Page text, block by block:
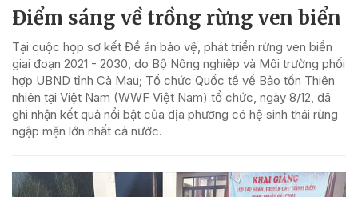
Điểm sáng về trồng rừng ven biển
Tại cuộc họp sơ kết Đề án bảo vệ, phát triển rừng ven biển
giai đoạn 2021 - 2030, do Bộ Nông nghiệp và Môi trường phối
hợp UBND tỉnh Cà Mau; Tổ chức Quốc tế về Bảo tồn Thiên
nhiên tại Việt Nam (WWF Việt Nam) tổ chức, ngày 8/12, đã
ghi nhận kết quả nổi bật của địa phương có hệ sinh thái rừng
ngập mặn lớn nhất cả nước.